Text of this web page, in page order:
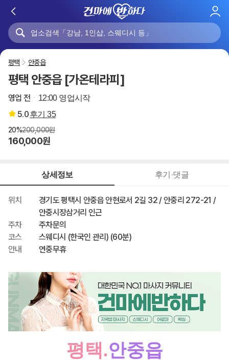
로
평택 안중읍
평택 안중읍 [가온테라피]
영업 전 12:00 영업시작
5.0후기35
20%200,000원
160,000원
상세정보 후기·댓글
위치
경기도 평택시 안중읍 안현로서 2길 32 / 안중리 272-21 /
안중시장삼거리 인근
주차
주차문의
코스
스웨디시 (한국인 관리) (60분)
안내
연중무휴
평택.안중읍